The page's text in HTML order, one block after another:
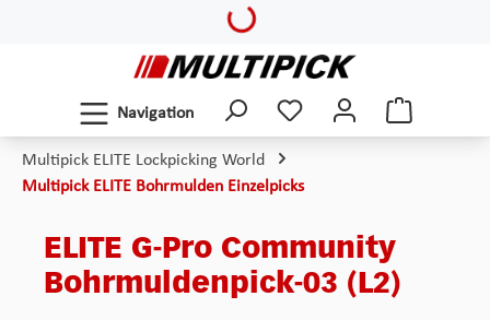
Loading...
Navigation
Multipick ELITE Lockpicking World
Multipick ELITE Bohrmulden Einzelpicks
ELITE G-Pro Community
Bohrmuldenpick-03 (L2)